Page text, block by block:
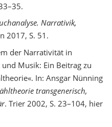
Narrativik,
2017, S. 51.
der Narrativität in
Musik: Ein Beitrag zu
In: Ansgar Nünning
transgenerisch,
. Trier 2002, S. 23–104, hier